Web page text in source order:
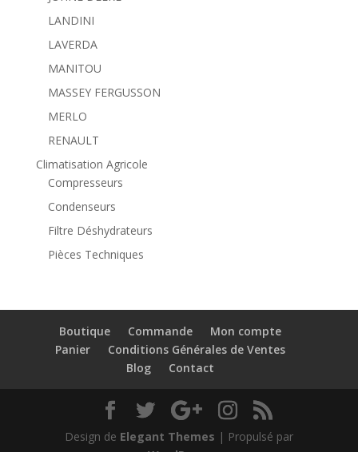
LANDINI
LAVERDA
MANITOU
MASSEY FERGUSSON
MERLO
RENAULT
Climatisation Agricole
Compresseurs
Condenseurs
Filtre Déshydrateurs
Pièces Techniques
Boutique Commande
Mon compte
Panier
Conditions Générales de Ventes
Blog
Contact
Design de Elegant Themes | Propulsé par